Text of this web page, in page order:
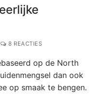
8 REACTIES
op de North
dan ook
op smaak te bengen.